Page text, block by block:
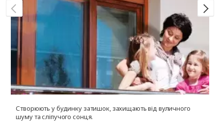
Створюють у будинку затишок, захищають від вуличного
шуму та сліпучого сонця.